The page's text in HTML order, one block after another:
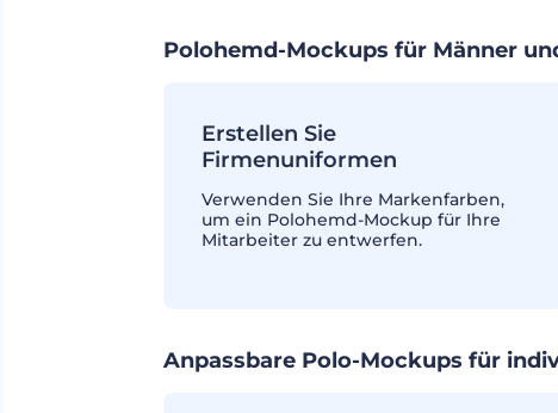
Polohemd-Mockups für Männer
Erstellen Sie
Firmenuniformen
Verwenden Sie Ihre Markenfarben,
um ein Polohemd-Mockup für Ihre
Mitarbeiter zu entwerfen.
Anpassbare Polo-Mockups für